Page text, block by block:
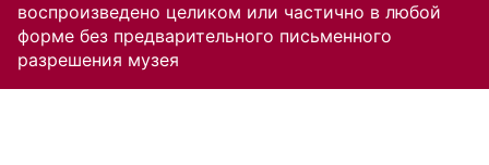
воспроизведено целиком или частично в любой
форме без предварительного письменного
разрешения музея